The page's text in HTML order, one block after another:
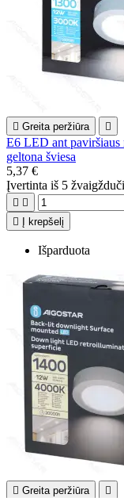
 Greita peržiūra 
E6 LED ant paviršiaus
geltona šviesa
5,37 €
Įvertinta iš 5
 

Į krepšelį
Išparduota
 Greita peržiūra 